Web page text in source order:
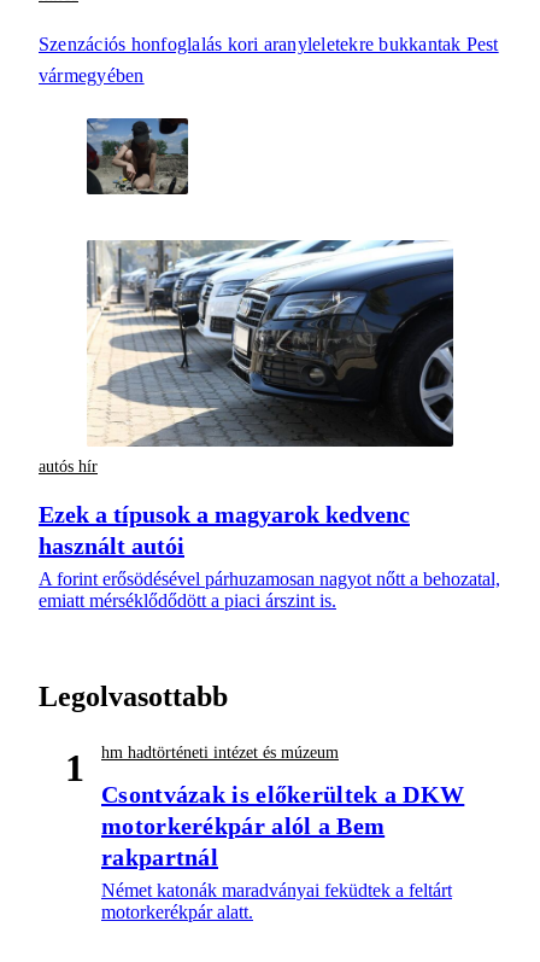
Szenzációs honfoglalás kori aranyleletekre bukkantak Pest
vármegyében
autós hír
Ezek a típusok a magyarok kedvenc
használt autói
A forint erősödésével párhuzamosan nagyot nőtt a behozatal,
emiatt mérséklődődött a piaci árszint is.
Legolvasottabb
1 hm hadtörténeti intézet és múzeum
Csontvázak is előkerültek a DKW
motorkerékpár alól a Bem
rakpartnál
Német katonák maradványai feküdtek a feltárt
motorkerékpár alatt.